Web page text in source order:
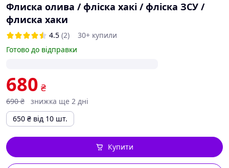
Флиска олива / фліска хакі / фліска ЗСУ /
флиска хаки
4.5 (2)
30+ купили
Готово до відправки
680 ₴
690 ₴
знижка ще 2 дні
650 ₴ від 10 шт.
Купити